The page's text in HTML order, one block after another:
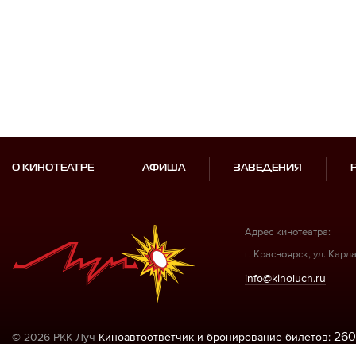
О КИНОТЕАТРЕ АФИША ЗАВЕДЕНИЯ
Адрес кинотеатра:
г. Красноярск, ул.
info@kinoluch.ru
© 2026 РКК Луч Киноавтоответчик и бронирование билетов: